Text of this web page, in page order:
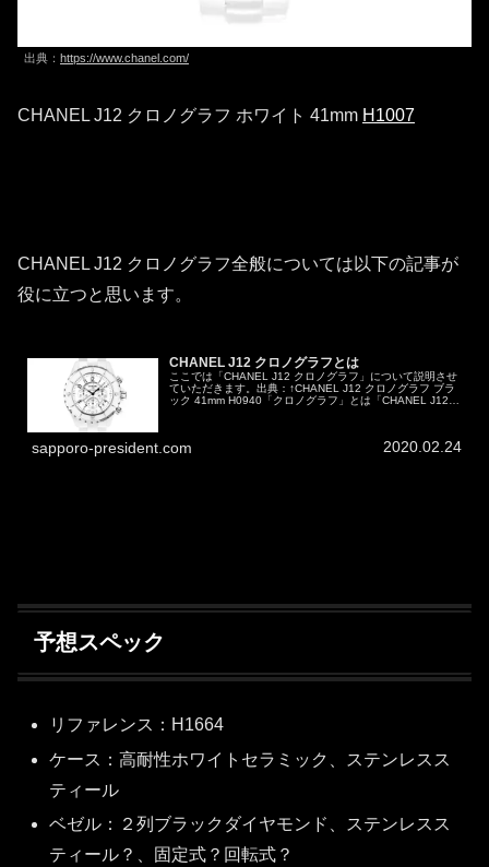
出典： https://www.chanel.com/
CHANEL J12 クロノグラフ ホワイト 41mm H1007
CHANEL J12 クロノグラフ全般については以下の記事が
役に立つと思います。
CHANEL J12 クロノグラフとは
ここでは「CHANEL J12 クロノグラフ」について説明させ
ていただきます。出典：↑CHANEL J12 クロノグラフ ブラ
ック 41mm H0940「クロノグラフ」とは「CHANEL J12
sapporo-president.com 2020.02.24
予想スペック
リファレンス：H1664
ケース：高耐性ホワイトセラミック、ステンレスス
ティール
ベゼル：２列ブラックダイヤモンド、ステンレスス
ティール？、固定式？回転式？